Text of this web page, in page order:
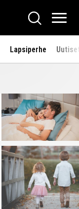
Hae
Lapsiperhe